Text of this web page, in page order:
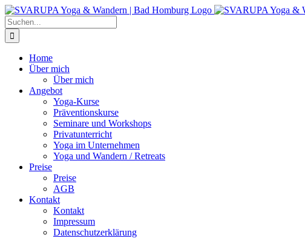
Zum
Inhalt
springen
Suche
nach:
Home
Über mich
Über mich
Angebot
Yoga-Kurse
Präventionskurse
Seminare und Workshops
Privatunterricht
Yoga im Unternehmen
Yoga und Wandern / Retreats
Preise
Preise
AGB
Kontakt
Kontakt
Impressum
Datenschutzerklärung